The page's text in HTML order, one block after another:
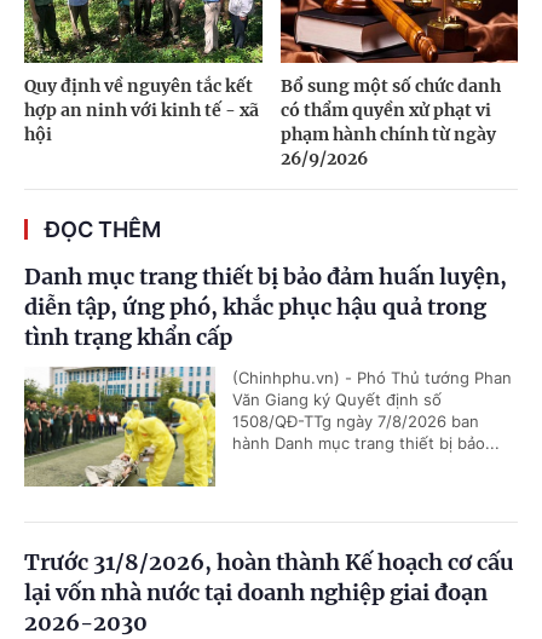
Quy định về nguyên tắc kết
hợp an ninh với kinh tế - xã
hội
Bổ sung một số chức danh
có thẩm quyền xử phạt vi
phạm hành chính từ ngày
26/9/2026
ĐỌC THÊM
Danh mục trang thiết bị bảo đảm huấn luyện,
diễn tập, ứng phó, khắc phục hậu quả trong
tình trạng khẩn cấp
(Chinhphu.vn) - Phó Thủ tướng Phan
Văn Giang ký Quyết định số
1508/QĐ-TTg ngày 7/8/2026 ban
hành Danh mục trang thiết bị bảo...
Trước 31/8/2026, hoàn thành Kế hoạch cơ cấu
lại vốn nhà nước tại doanh nghiệp giai đoạn
2026-2030